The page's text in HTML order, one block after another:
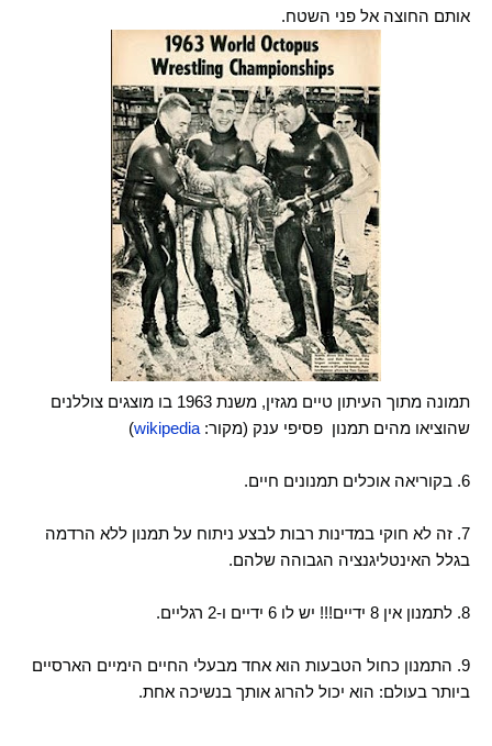
אותם החוצה אל פני השטח.
תמונה מתוך העיתון טיים מגזין, משנת 1963 בו מוצגים צוללנים
שהוציאו מהים תמנון פסיפי ענק (מקור: wikipedia
)
6. בקוריאה אוכלים תמנונים חיים.
7. זה לא חוקי במדינות רבות לבצע ניתוח על תמנון ללא הרדמה
בגלל האינטליגנציה הגבוהה שלהם.
8. לתמנון אין 8 ידיים!!! יש לו 6 ידיים ו-2 רגליים.
9. התמנון כחול הטבעות הוא אחד מבעלי החיים הימיים הארסיים
ביותר בעולם: הוא יכול להרוג אותך בנשיכה אחת.